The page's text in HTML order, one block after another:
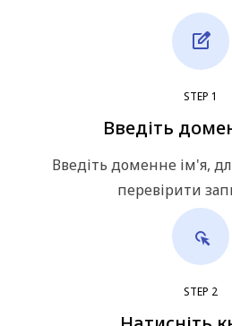
STEP 1
Введіть
Введіть доменне ім'я,
перевірити
STEP 2